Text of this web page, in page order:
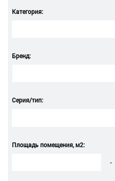
Категория:
Бренд:
Серия/тип:
Площадь помещения, м2:
-